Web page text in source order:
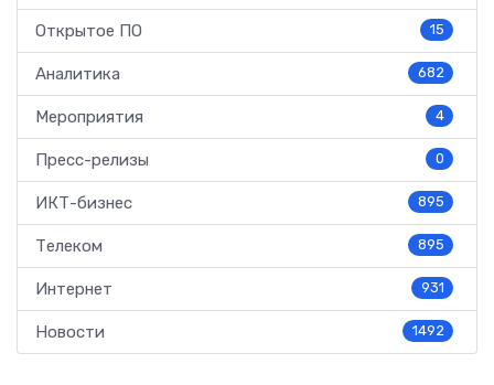
Открытое ПО 15
Аналитика 682
Мероприятия 4
Пресс-релизы 0
ИКТ-бизнес 895
Телеком 895
Интернет 931
Новости 1492